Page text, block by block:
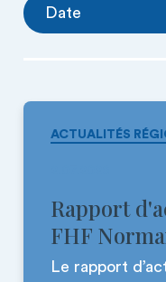
Date
ACTUALITÉS
Rapport
FHF
Le rapport